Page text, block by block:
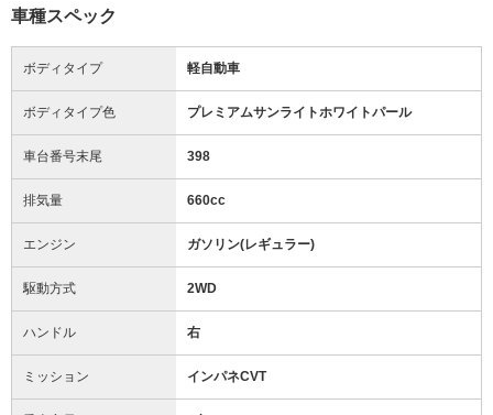
車種スペック
ボディタイプ 軽自動車
ボディタイプ色 プレミアムサンライトホワイトパール
車台番号末尾 398
排気量 660cc
エンジン ガソリン(レギュラー)
駆動方式 2WD
ハンドル 右
ミッション インパネCVT